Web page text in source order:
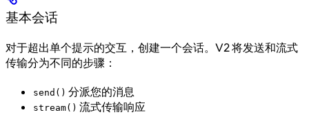
基本会话
对于超出单个提示的交互，创建一个会话。V2 将发送和流式
传输分为不同的步骤：
send() 分派您的消息
stream() 流式传输响应